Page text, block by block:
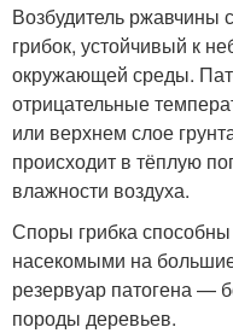
Возбудитель
грибок, устойчивый к
окружающей среды.
отрицательные
или верхнем слое
происходит в тёплую
влажности воздуха.
Споры грибка
насекомыми на
резервуар патогена —
породы деревьев.